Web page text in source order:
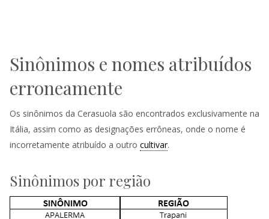
Sinônimos e nomes atribuídos
erroneamente
Os sinônimos da Cerasuola são encontrados exclusivamente na
Itália, assim como as designações errôneas, onde o nome é
incorretamente atribuído a outro cultivar.
Sinônimos por região